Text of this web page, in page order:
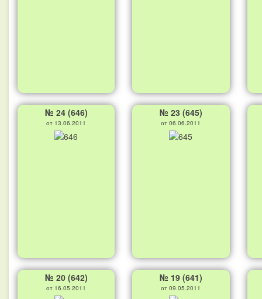
№ 24 (646)
от 13.06.2011
№ 23 (645)
от 06.06.2011
№ 20 (642)
от 16.05.2011
№ 19 (641)
от 09.05.2011